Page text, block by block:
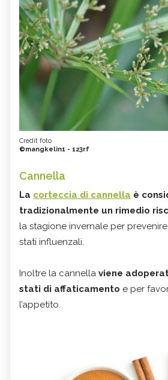
Credit foto
©mangkelin1 - 123rf
Cannella
La corteccia di cannella è
tradizionalmente un rimedio
la stagione invernale per
stati influenzali.
Inoltre la cannella viene
stati di affaticamento e per
l’appetito.